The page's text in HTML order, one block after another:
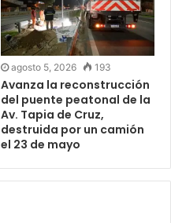
agosto 5, 2026 193
Avanza la reconstrucción
del puente peatonal de la
Av. Tapia de Cruz,
destruida por un camión
el 23 de mayo